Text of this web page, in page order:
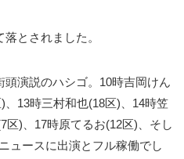
とされました。
演説のハシゴ。10時吉岡けん
、13時三村和也(18区)、14時笠
区)、17時原てるお(12区)、そし
ュースに出演とフル稼働でし